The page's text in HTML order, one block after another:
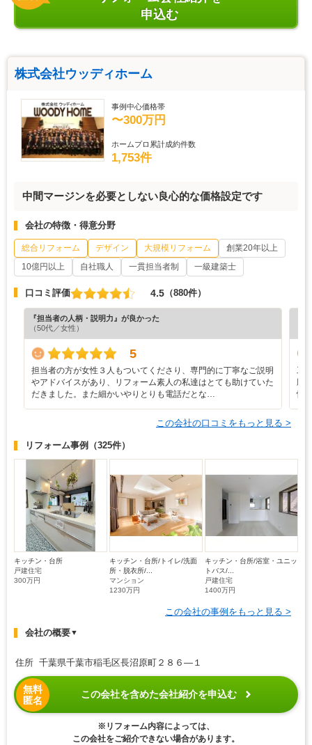
申込む
株式会社ウッディホーム
事例中心価格帯
〜300万円
ホームプロ累計成約件数
1,753件
中間マージンを必要としない良心的な価格設定です
会社の特徴・得意分野
総合リフォーム デザイン 大規模リフォーム
創業20年以上
10億円以上
自社職人 一貫担当者制 一級建築士
口コミ評価 4.5 （880件）
『担当者の人柄・説明力』が良かった
（50代／女性）
5
担当者の方が女性３人もついてくださり、専門的に丁寧なご説明
やアドバイスがあり、リフォーム素人の私達はとても助けていた
だきました。また細かいやりとりも電話だとな…
工
願
快
この会社の口コミをもっと見る >
リフォーム事例 （325件）
キッチン・台所
戸建住宅
300万円
キッチン・台所/トイレ/洗面
所・脱衣所/...
マンション
1230万円
キッチン・台所/浴室・ユニッ
トバス/...
戸建住宅
1400万円
この会社の事例をもっと見る >
会社の概要▼
住所 千葉県千葉市稲毛区長沼原町２８６―１
無料
匿名
この会社を含めた会社紹介を申込む
※リフォーム内容によっては、
この会社をご紹介できない場合があります。